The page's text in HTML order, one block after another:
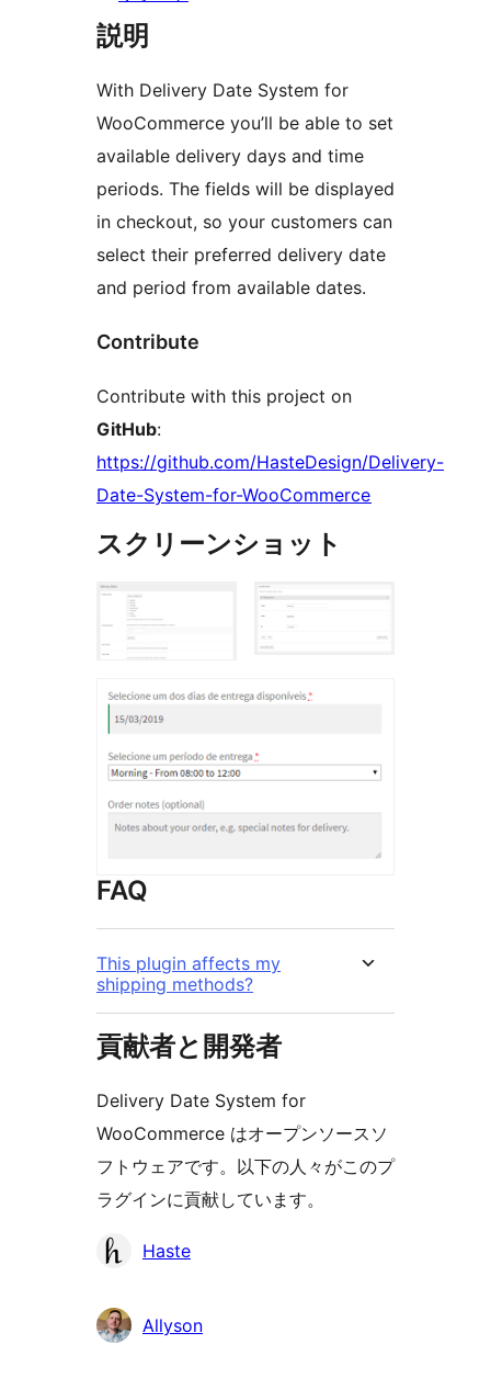
説明
With Delivery Date System for
WooCommerce you’ll be able to set
available delivery days and time
periods. The fields will be displayed
in checkout, so your customers can
select their preferred delivery date
and period from available dates.
Contribute
Contribute with this project on
GitHub:
https://github.com/HasteDesign/Delivery-
Date-System-for-WooCommerce
スクリーンショット
FAQ
This plugin affects my
shipping methods?
貢献者と開発者
Delivery Date System for
WooCommerce はオープンソースソ
フトウェアです。以下の人々がこのプ
ラグインに貢献しています。
貢
者
Haste
Allyson